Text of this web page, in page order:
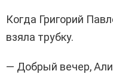
Когда Григорий
взяла трубку.
— Добрый вечер,